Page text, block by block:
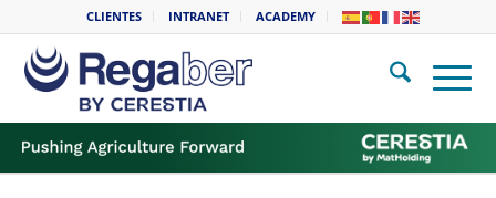
CLIENTES INTRANET ACADEMY